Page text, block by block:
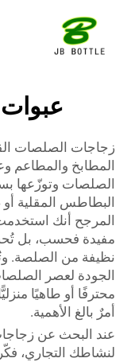
زجاجات الصلصات
المطابخ والمطاعم
الصلصات وتوزّعها
البطاطس المقلية
المرجح أنك
مفيدة فحسب، بل
الجودة لعصر
محترفًا أو طاهيًا
أمرٌ بالغ الأهمية.
عند البحث عن
لنشاطك التجاري،